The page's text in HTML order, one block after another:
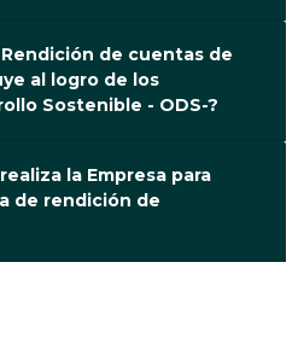
de cuentas de
al logro de los
Sostenible - ODS-?
la Empresa para
de rendición de